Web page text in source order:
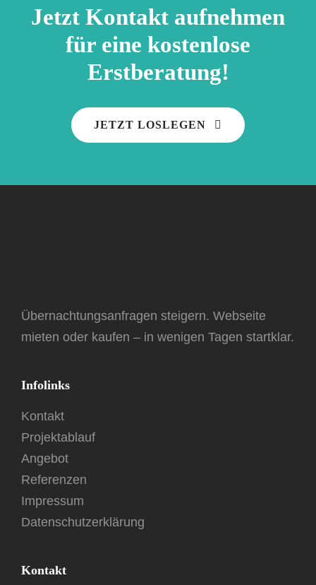
Jetzt Kontakt aufnehmen
für eine kostenlose
Erstberatung!
JETZT LOSLEGEN
Übernachtungsanfragen steigern. Webseite
mieten oder kaufen – in wenigen Tagen startklar.
Infolinks
Kontakt
Projektablauf
Angebot
Referenzen
Impressum
Datenschutzerklärung
Kontakt